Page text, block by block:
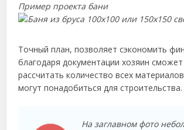
Пример проекта бани
Точный план, позволяет сэкономить
благодаря документации хозяин
рассчитать количество всех
могут понадобиться для строительства.
На заглавном фото